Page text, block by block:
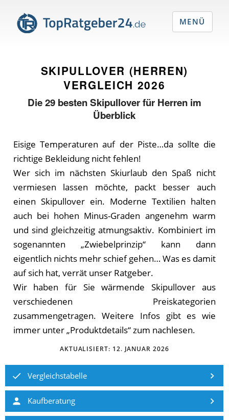
SKIPULLOVER (HERREN)
VERGLEICH 2026
Die29 besten Skipullover für Herren im
Überblick
Eisige Temperaturen auf der Piste…da sollte die
richtige Bekleidung nicht fehlen!
Wer sich im nächsten Skiurlaub den Spaß nicht
vermiesen lassen möchte, packt besser auch
einen Skipullover ein. Moderne Textilien halten
auch bei hohen Minus-Graden angenehm warm
und sind gleichzeitig atmungsaktiv. Kombiniert im
sogenannten „Zwiebelprinzip“ kann dann
eigentlich nichts mehr schief gehen… Was es damit
auf sich hat, verrät unser Ratgeber.
Wir haben für Sie wärmende Skipullover aus
verschiedenen Preiskategorien
zusammengetragen. Weitere Infos gibt es wie
immer unter „Produktdetails“ zum nachlesen.
AKTUALISIERT: 12. JANUAR 2026
Vergleichstabelle
Kaufberatung
MENÜ